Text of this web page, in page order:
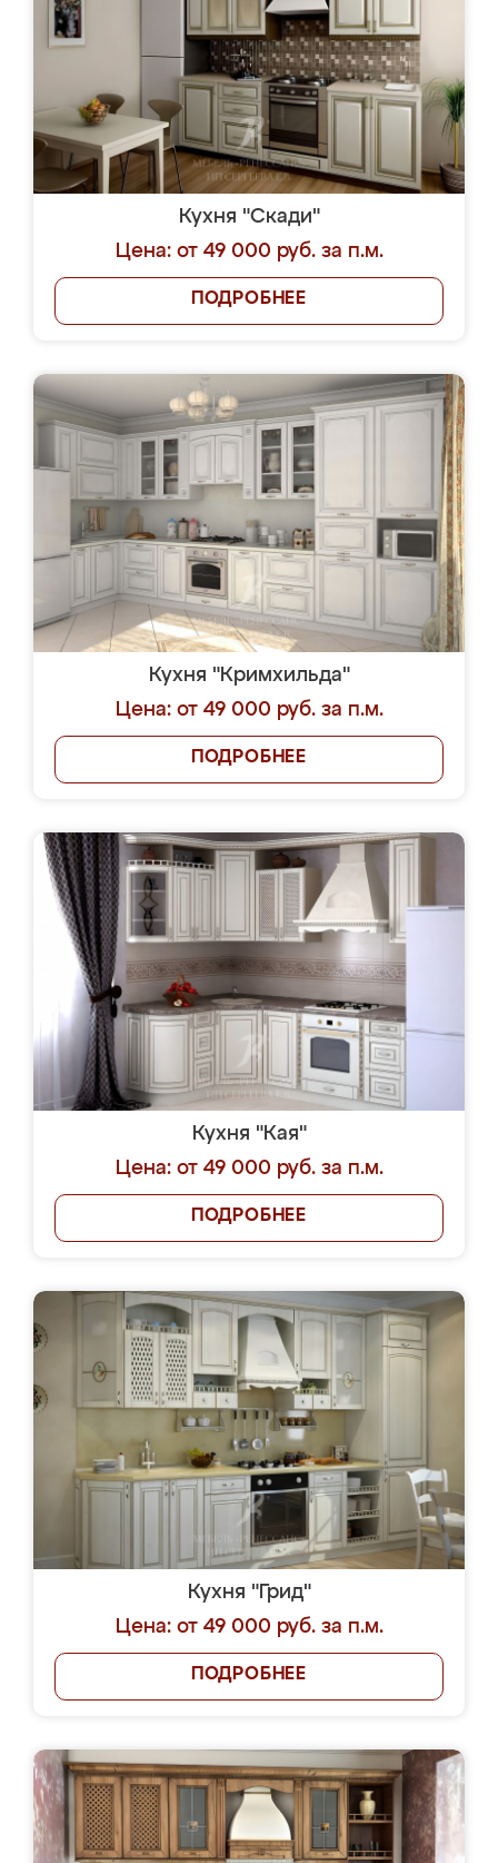
Кухня "Скади"
Цена: от 49 000 руб. за п.м.
ПОДРОБНЕЕ
Кухня "Кримхильда"
Цена: от 49 000 руб. за п.м.
ПОДРОБНЕЕ
Кухня "Кая"
Цена: от 49 000 руб. за п.м.
ПОДРОБНЕЕ
Кухня "Грид"
Цена: от 49 000 руб. за п.м.
ПОДРОБНЕЕ